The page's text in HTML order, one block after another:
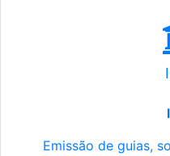
Emissão de guias,